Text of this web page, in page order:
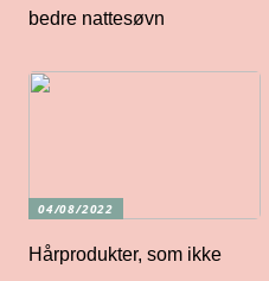
bedre nattesøvn
04/08/2022
Hårprodukter, som ikke